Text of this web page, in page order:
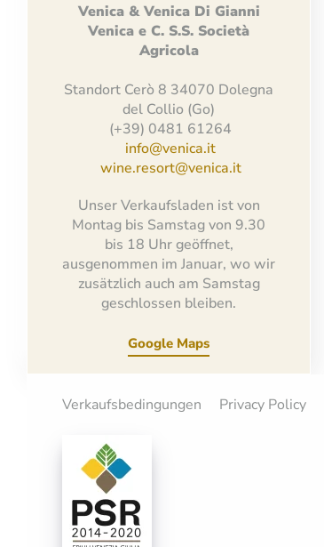
Venica &Venica Di Gianni
VenicaeC. S.S. Società
Agricola
Standort Cerò 8 34070 Dolegna
del Collio (Go)
(+39) 0481 61264
info@venica.it
wine.resort@venica.it
Unser Verkaufsladen ist von
Montag bis Samstag von 9.30
bis 18 Uhr geöffnet,
ausgenommen im Januar, wo wir
zusätzlich auch am Samstag
geschlossen bleiben.
Google Maps
Verkaufsbedingungen Privacy Policy